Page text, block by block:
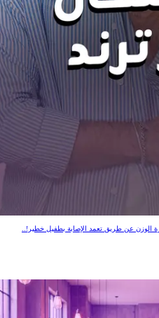
عن طريق تعمد الإصابة بطفيل خطير!..